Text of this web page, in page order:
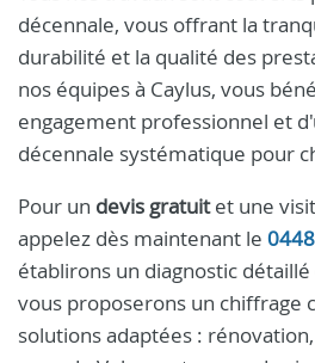
décennale, vous offrant la
durabilité et la qualité des
nos équipes à Caylus, vous
engagement professionnel et
décennale systématique pour
Pour un devis gratuitet une
appelez dès maintenant le
établirons un diagnostic
vous proposerons un chiffrage
solutions adaptées :